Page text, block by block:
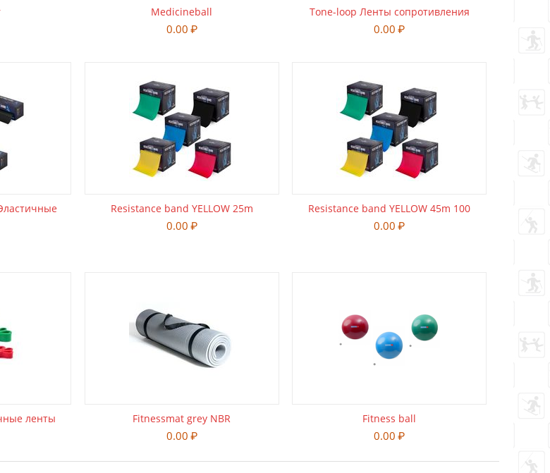
Medicineball
0.00 ₽
Tone-loop Ленты сопротивления
0.00 ₽
Resistance band YELLOW 25m
0.00 ₽
Resistance band YELLOW 45m 100
0.00 ₽
ленты Fitnessmat grey NBR
0.00 ₽
Fitness ball
0.00 ₽